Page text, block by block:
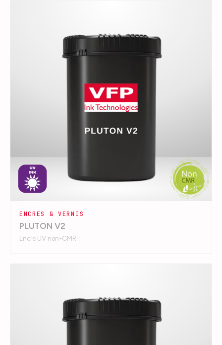
ENCRES & VERNIS
PLUTON V2
Encre UV non-CMR